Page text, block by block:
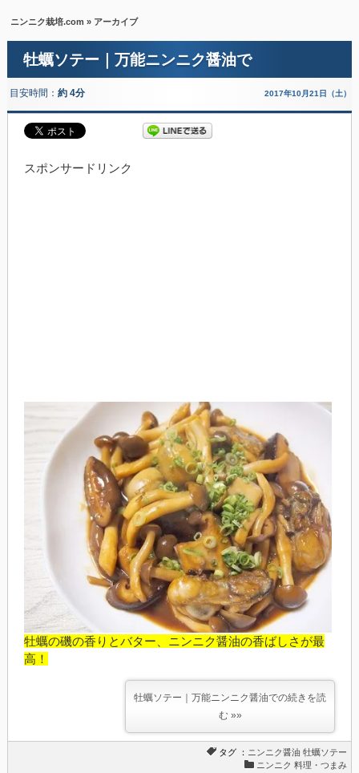
ニンニク栽培.com » アーカイブ
牡蠣ソテー｜万能ニンニク醤油で
目安時間： 約 4分 2017年10月21日（土）
スポンサードリンク
牡蠣の磯の香りとバター、ニンニク醤油の香ばしさが最
高！
牡蠣ソテー｜万能ニンニク醤油での続きを読
む »»
タグ ： ニンニク醤油 牡蠣ソテー
ニンニク 料理・つまみ